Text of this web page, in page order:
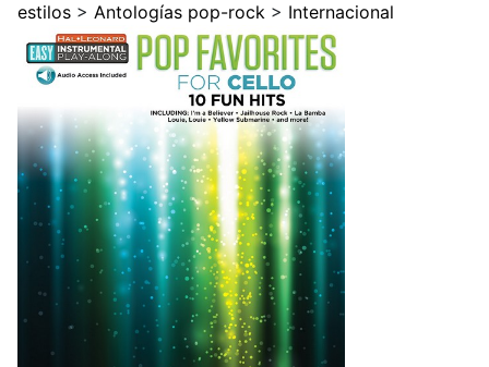
estilos > Antologías pop-rock > Internacional